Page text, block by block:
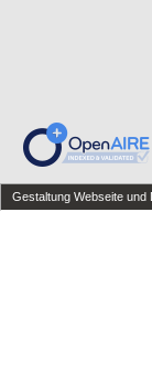
Gestaltung Webseite